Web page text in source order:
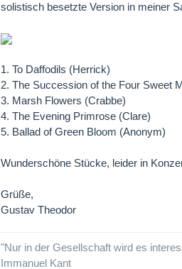
solistisch besetzte Version in meiner
1. To Daffodils (Herrick)
2. The Succession of the Four Sweet
3. Marsh Flowers (Crabbe)
4. The Evening Primrose (Clare)
5. Ballad of Green Bloom (Anonym)
Wunderschöne Stücke, leider in
Grüße,
Gustav Theodor
"Nur in der Gesellschaft wird es
Immanuel Kant